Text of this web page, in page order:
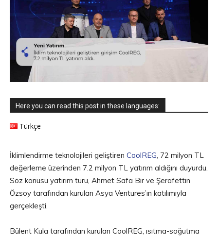
Here you can read this post in these languages:
Türkçe
İklimlendirme teknolojileri geliştiren CoolREG , 72 milyon TL
değerleme üzerinden 7.2 milyon TL yatırım aldığını duyurdu.
Söz konusu yatırım turu, Ahmet Safa Bir ve Şerafettin
Özsoy tarafından kurulan Asya Ventures’ın katılımıyla
gerçekleşti.
Bülent Kula tarafından kurulan CoolREG, ısıtma-soğutma